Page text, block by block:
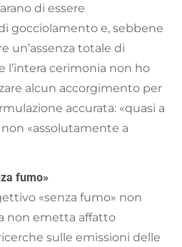
di essere
gocciolamento e, sebbene
un’assenza totale di
l’intera cerimonia non ho
alcun accorgimento per
accurata: «quasi a
«assolutamente a
fumo»
«senza fumo» non
non emetta affatto
sulle emissioni delle